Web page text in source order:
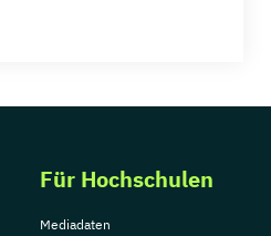
Für Hochschulen
Mediadaten